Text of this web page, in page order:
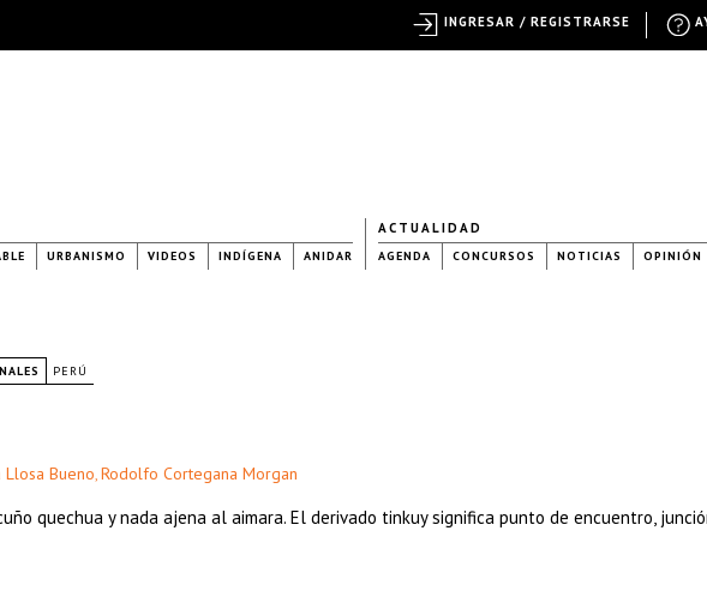
URBANISMO VIDEOS INDÍGENA ANIDAR
ACTUALIDAD
AGENDA CONCURSOS NOTICIAS OPINIÓN
PERÚ
Llosa Bueno, Rodolfo Cortegana Morgan
quechua y nada ajena al aimara. El derivado tinkuy significa punto de encuentro,
INGRESAR / REGISTRARSE